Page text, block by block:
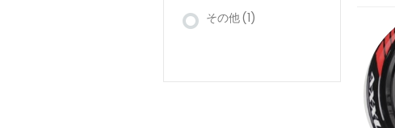
その他(1)